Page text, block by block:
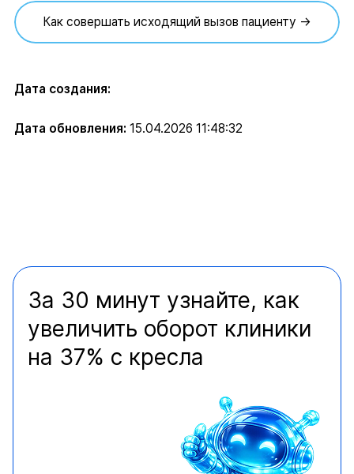
Как совершать исходящий вызов пациенту →
Дата создания:
Дата обновления: 15.04.2026 11:48:32
За 30 минут узнайте, как
увеличить оборот клиники
на 37% с кресла